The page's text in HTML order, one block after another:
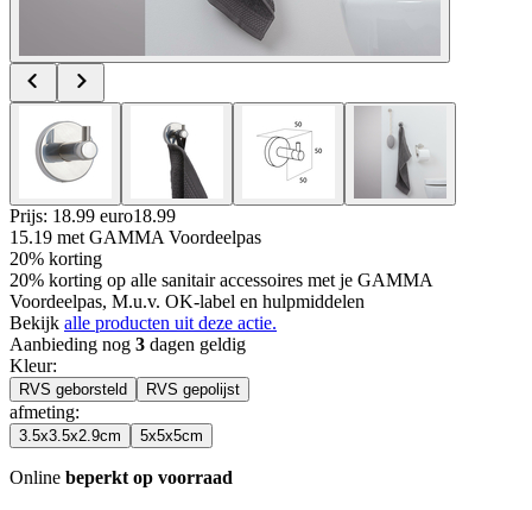
Prijs: 18.99 euro18.99
15.19 met GAMMA Voordeelpas
20% korting
20% korting op alle sanitair accessoires met je GAMMA
Voordeelpas, M.u.v. OK-label en hulpmiddelen
Bekijk alle producten uit deze actie.
Aanbieding nog 3 dagen geldig
Kleur:
RVS geborsteld RVS gepolijst
afmeting:
3.5x3.5x2.9cm 5x5x5cm
Online beperkt op voorraad